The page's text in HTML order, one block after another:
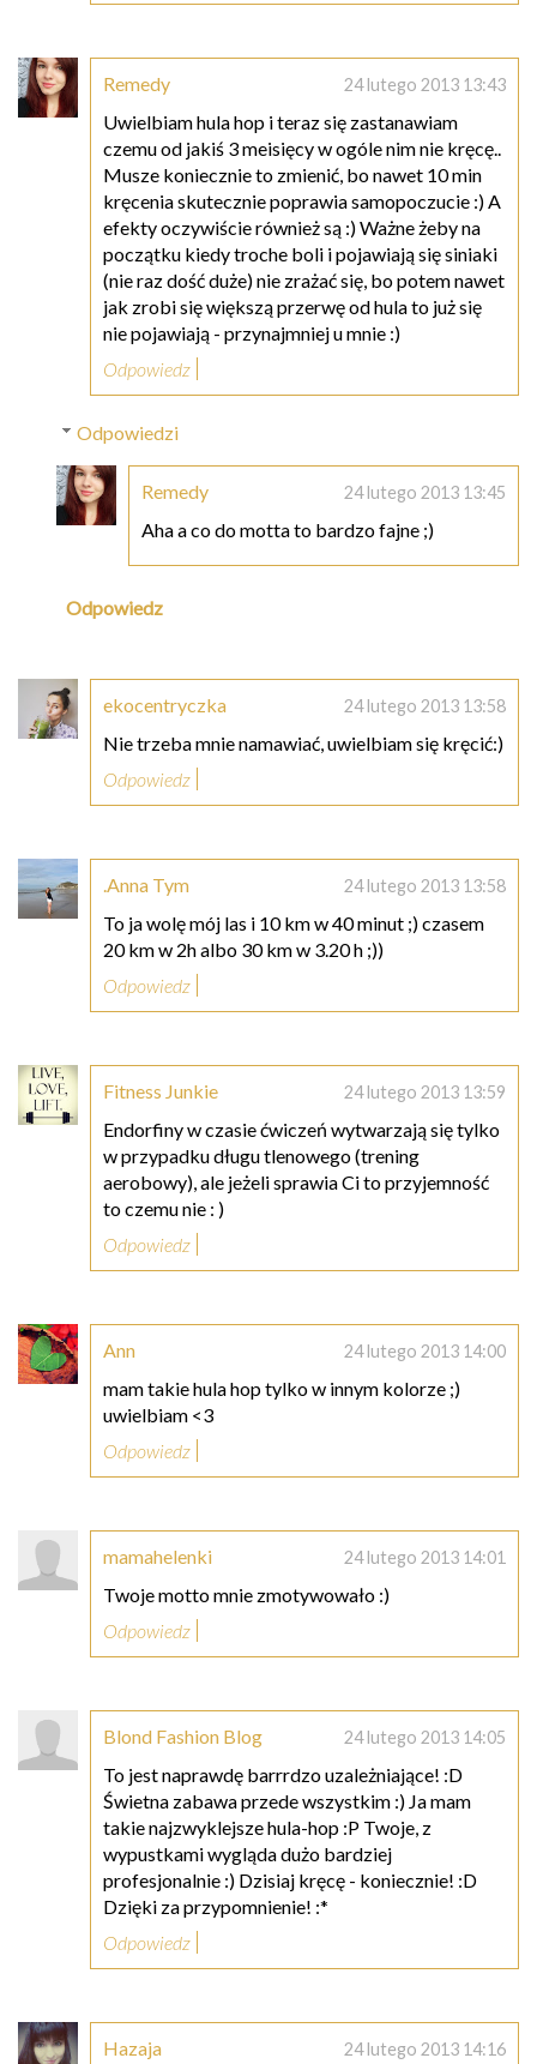
Remedy 24 lutego 2013 13:43
Uwielbiam hula hop i teraz się zastanawiam
czemu od jakiś 3 meisięcy w ogóle nim nie kręcę..
Musze koniecznie to zmienić, bo nawet 10 min
kręcenia skutecznie poprawia samopoczucie :) A
efekty oczywiście również są :) Ważne żeby na
początku kiedy troche boli i pojawiają się siniaki
(nie raz dość duże) nie zrażać się, bo potem nawet
jak zrobi się większą przerwę od hula to już się
nie pojawiają - przynajmniej u mnie :)
Odpowiedz
Odpowiedzi
Remedy 24 lutego 2013 13:45
Aha a co do motta to bardzo fajne ;)
Odpowiedz
ekocentryczka 24 lutego 2013 13:58
Nie trzeba mnie namawiać, uwielbiam się kręcić:)
Odpowiedz
.Anna Tym 24 lutego 2013 13:58
To ja wolę mój las i 10 km w 40 minut ;) czasem
20 km w 2h albo 30 km w 3.20 h ;))
Odpowiedz
Fitness Junkie 24 lutego 2013 13:59
Endorfiny w czasie ćwiczeń wytwarzają się tylko
w przypadku długu tlenowego (trening
aerobowy), ale jeżeli sprawia Ci to przyjemność
to czemu nie : )
Odpowiedz
Ann 24 lutego 2013 14:00
mam takie hula hop tylko w innym kolorze ;)
uwielbiam <3
Odpowiedz
mamahelenki 24 lutego 2013 14:01
Twoje motto mnie zmotywowało :)
Odpowiedz
Blond Fashion Blog 24 lutego 2013 14:05
To jest naprawdę barrrdzo uzależniające! :D
Świetna zabawa przede wszystkim :) Ja mam
takie najzwyklejsze hula-hop :P Twoje, z
wypustkami wygląda dużo bardziej
profesjonalnie :) Dzisiaj kręcę - koniecznie! :D
Dzięki za przypomnienie! :*
Odpowiedz
Hazaja 24 lutego 2013 14:16